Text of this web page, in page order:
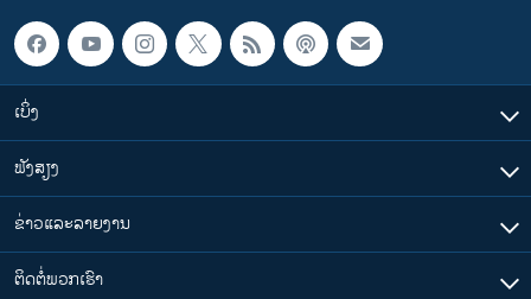
ເບິ່ງ
ຟັງສຽງ
ຂ່າວແລະລາຍງານ
ຕິດຕໍ່ພວກເຮົາ